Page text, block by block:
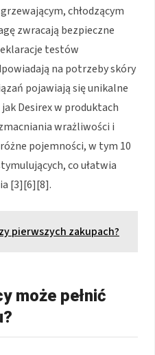
chłodzącym
zwracają bezpieczne
testów
na potrzeby skóry
pojawiają się unikalne
Desirex w produktach
wrażliwości i
pojemności, w tym 10
co ułatwia
[3][6][8].
pierwszych zakupach?
może pełnić